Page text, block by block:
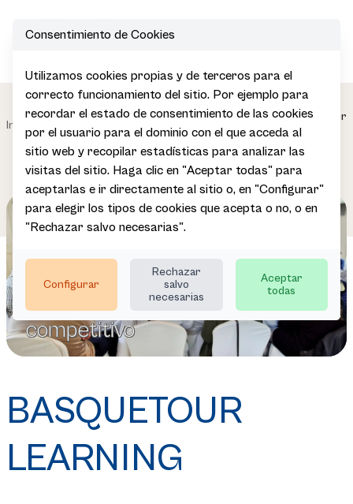
Inicio
Impulsamos
el sector
Mejora de la
competitividad de
Destinos y Empresas
Turísticas
Basquetour
Learning
Formación especializada para
lograr un sector turístico más
competitivo
Formación especializada para
lograr un sector turístico más
competitivo
Formación especializada para
lograr un sector turístico más
competitivo
BASQUETOUR
LEARNING
Consentimiento de Cookies
Utilizamos cookies propias y de terceros para el
correcto funcionamiento del sitio. Por ejemplo para
recordar el estado de consentimiento de las cookies
por el usuario para el dominio con el que acceda al
sitio web y recopilar estadísticas para analizar las
visitas del sitio. Haga clic en "Aceptar todas" para
aceptarlas e ir directamente al sitio o, en "Configurar"
para elegir los tipos de cookies que acepta o no, o en
"Rechazar salvo necesarias".
Configurar
Rechazar
salvo
necesarias
Aceptar
todas